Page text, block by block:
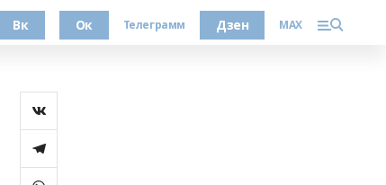
Вк Ок Телеграмм Дзен MAX